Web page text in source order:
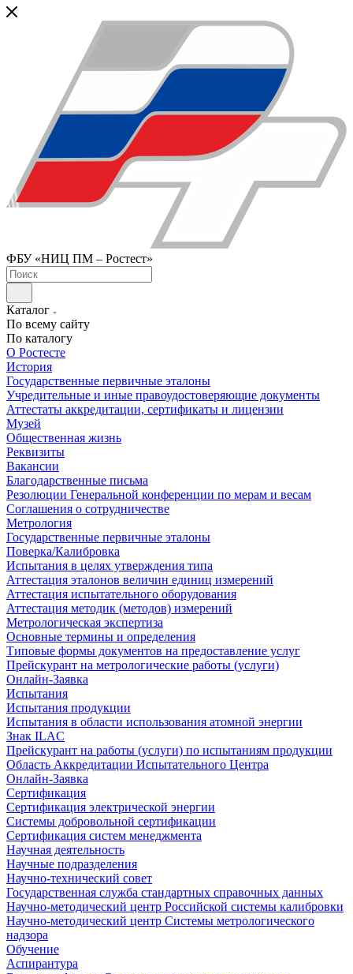
ФБУ «НИЦ ПМ – Ростест»
Каталог
По всему сайту
По каталогу
О Ростесте
История
Государственные первичные эталоны
Учредительные и иные правоудостоверяющие документы
Аттестаты аккредитации, сертификаты и лицензии
Музей
Общественная жизнь
Реквизиты
Вакансии
Благодарственные письма
Резолюции Генеральной конференции по мерам и весам
Соглашения о сотрудничестве
Метрология
Государственные первичные эталоны
Поверка/Калибровка
Испытания в целях утверждения типа
Аттестация эталонов величин единиц измерений
Аттестация испытательного оборудования
Аттестация методик (методов) измерений
Метрологическая экспертиза
Основные термины и определения
Типовые формы документов на предоставление услуг
Прейскурант на метрологические работы (услуги)
Онлайн-Заявка
Испытания
Испытания продукции
Испытания в области использования атомной энергии
Знак ILAC
Прейскурант на работы (услуги) по испытаниям продукции
Область Аккредитации Испытательного Центра
Онлайн-Заявка
Сертификация
Сертификация электрической энергии
Системы добровольной сертификации
Сертификация систем менеджмента
Научная деятельность
Научные подразделения
Научно-технический совет
Государственная служба стандартных справочных данных
Научно-методический центр Российской системы калибровки
Научно-методический центр Системы метрологического
надзора
Обучение
Аспирантура